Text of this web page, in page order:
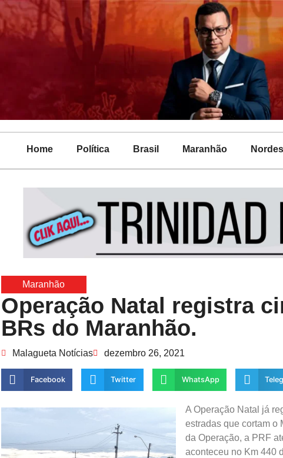
Home Política Brasil Maranhão
Maranhão
Operação Natal registra
BRs do Maranhão.
Malagueta Notícias dezembro 26, 2021
Facebook Twitter WhatsApp
A Operação Natal já
estradas que cortam o
da Operação, a PRF
aconteceu no Km 440